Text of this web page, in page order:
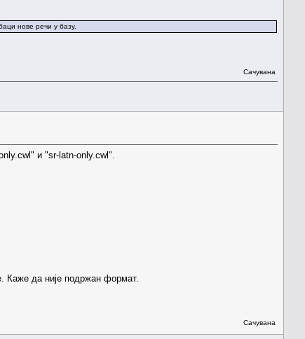
нове речи у базу.
Сачувана
и "sr-latn-only.cwl".
Каже да није подржан формат.
Сачувана